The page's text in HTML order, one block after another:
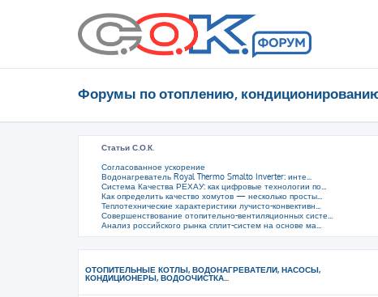
Форумы по отоплению,
Статьи С.О.К.
Согласованное ускорение
Водонагреватель Royal Thermo Smalto Inverter: инте...
Система Качества РЕХАУ: как цифровые технологии по...
Как определить качество хомутов — несколько просты...
Теплотехнические характеристики лучисто-конвективн...
Совершенствование отопительно-вентиляционных систе...
Анализ российского рынка сплит-систем на основе ма...
ОТОПИТЕЛЬНЫЕ КОТЛЫ, ВОДОНАГРЕВАТЕЛИ, НАСОСЫ,
КОНДИЦИОНЕРЫ, ВОДООЧИСТКА...